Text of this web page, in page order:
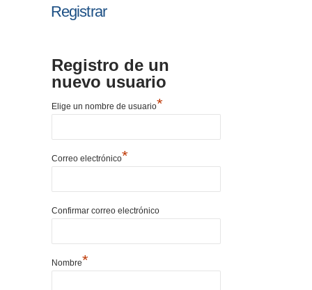
Registrar
Registro de un
nuevo usuario
Elige un nombre de usuario*
Correo electrónico*
Confirmar correo electrónico
Nombre*